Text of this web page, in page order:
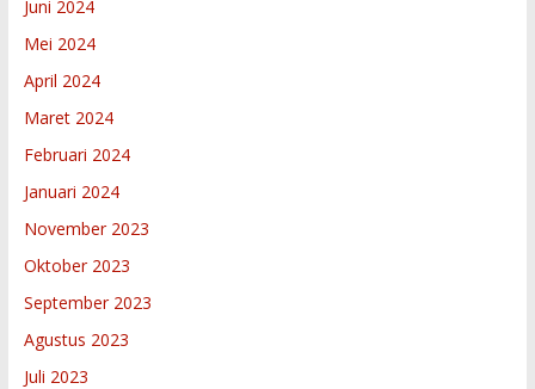
Juni 2024
Mei 2024
April 2024
Maret 2024
Februari 2024
Januari 2024
November 2023
Oktober 2023
September 2023
Agustus 2023
Juli 2023